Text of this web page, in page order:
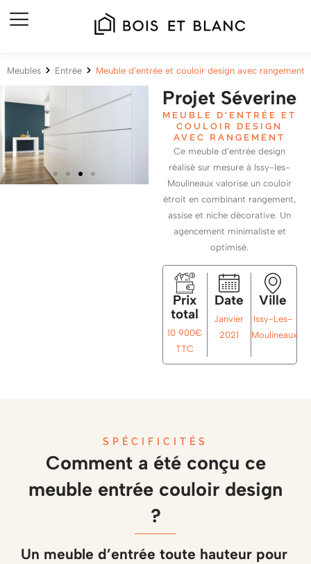
Meubles Entrée Meuble d’entrée et couloir design avec rangement
Projet Séverine
MEUBLE D'ENTRÉE ET
COULOIR DESIGN
AVEC RANGEMENT
Ce meuble d’entrée design
réalisé sur mesure à Issy-les-
Moulineaux valorise un couloir
étroit en combinant rangement,
assise et niche décorative. Un
agencement minimaliste et
optimisé.
Prix
total
10 900€
TTC
Date
Janvier
2021
Ville
Issy-Les-
Moulineaux
SPÉCIFICITÉS
Comment a été conçu ce
meuble entrée couloir design
?
Un meuble d’entrée toute hauteur pour